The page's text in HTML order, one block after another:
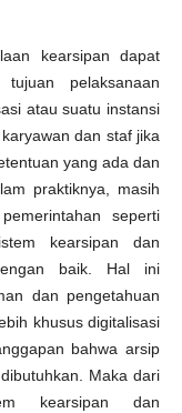
kearsipan dapat
pelaksanaan
atau suatu instansi
dan staf jika
yang ada dan
praktiknya, masih
seperti
kearsipan dan
baik. Hal ini
dan pengetahuan
khusus digitalisasi
bahwa arsip
Maka dari
kearsipan dan